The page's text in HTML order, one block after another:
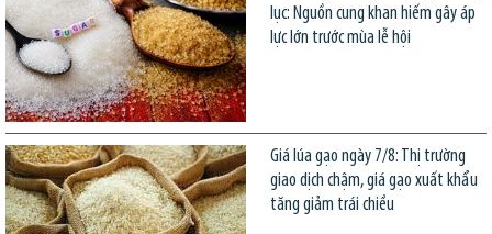
lục: Nguồn cung khan hiếm gây áp
lực lớn trước mùa lễ hội
Giá lúa gạo ngày 7/8: Thị trường
giao dịch chậm, giá gạo xuất khẩu
tăng giảm trái chiều